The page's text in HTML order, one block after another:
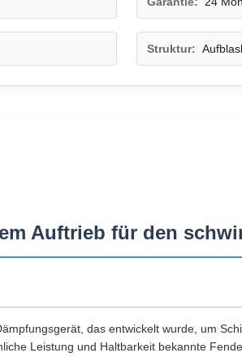
Struktur:
Auftrieb für den
das entwickelt wurde, um
Leistung und Haltbarkeit bekannte